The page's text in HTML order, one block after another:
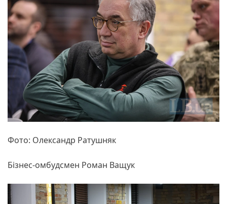
Фото: Олександр Ратушняк
Бізнес-омбудсмен Роман Ващук